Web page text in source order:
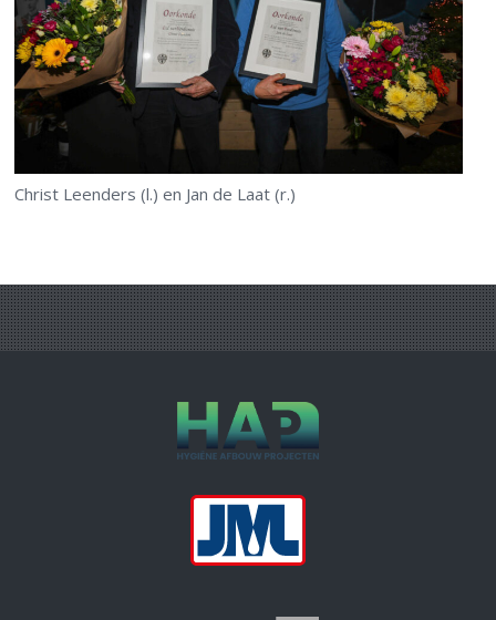
Christ Leenders (l.) en Jan de Laat (r.)